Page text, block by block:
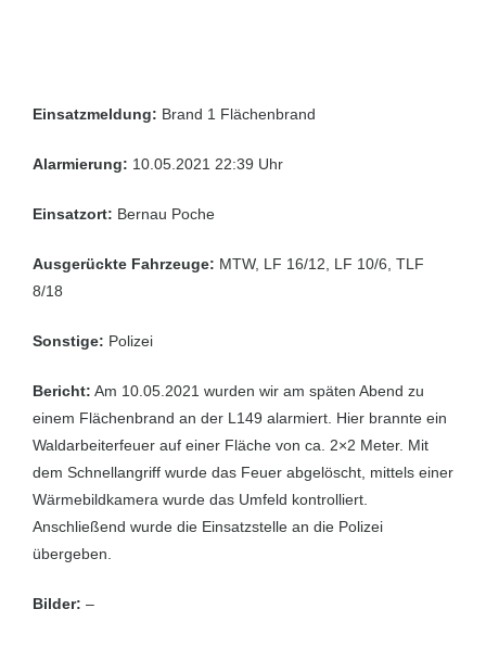
Einsatzmeldung: Brand 1 Flächenbrand
Alarmierung: 10.05.2021 22:39 Uhr
Einsatzort: Bernau Poche
Ausgerückte Fahrzeuge: MTW, LF 16/12, LF 10/6, TLF
8/18
Sonstige: Polizei
Bericht: Am 10.05.2021 wurden wir am späten Abend zu
einem Flächenbrand an der L149 alarmiert. Hier brannte ein
Waldarbeiterfeuer auf einer Fläche von ca. 2×2 Meter. Mit
dem Schnellangriff wurde das Feuer abgelöscht, mittels einer
Wärmebildkamera wurde das Umfeld kontrolliert.
Anschließend wurde die Einsatzstelle an die Polizei
übergeben.
Bilder: –